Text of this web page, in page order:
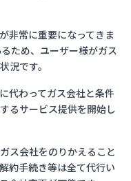
非常に重要になってきま
ため、ユーザー様がガス
況です。
代わってガス会社と条件
るサービス提供を開始し
ス会社をのりかえること
約手続き等は全て代行い